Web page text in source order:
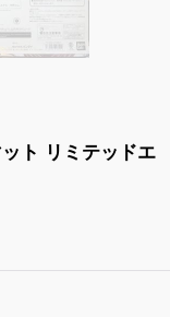
ト リミテッドエ